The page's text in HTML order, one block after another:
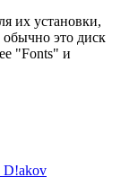
их установки,
обычно это диск
"Fonts" и
D!akov